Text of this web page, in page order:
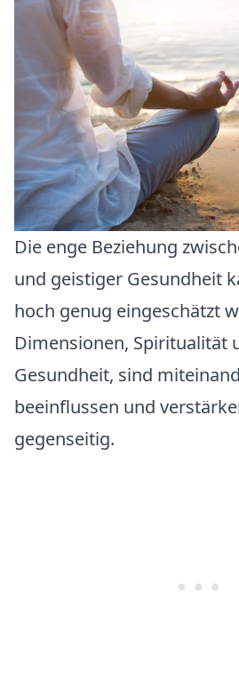
Die enge Beziehung
und geistiger Gesundheit
hoch genug eingeschätzt
Dimensionen, Spiritualität
Gesundheit, sind
beeinflussen und
gegenseitig.